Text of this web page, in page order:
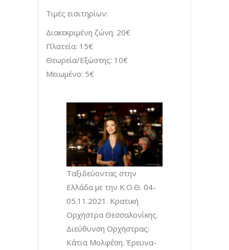
Τιμές εισιτηρίων:
Διακεκριμένη ζώνη: 20€
Πλατεία: 15€
Θεωρεία/Εξώστης: 10€
Μειωμένο: 5€
Ταξιδεύοντας στην
Ελλάδα με την Κ.Ο.Θ. 04-
05.11.2021. Κρατική
Ορχήστρα Θεσσαλονίκης.
Διεύθυνση Ορχήστρας:
Κάτια Μολφέση. Έρευνα-